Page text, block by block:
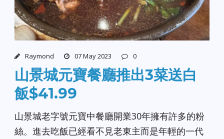
Raymond 07 May 2023 0
山景城元寶餐廳推出3菜送白
飯$41.99
山景城老字號元寶中餐廳開業30年擁有許多的粉
絲。進去吃飯已經看不見老東主而是年輕的一代